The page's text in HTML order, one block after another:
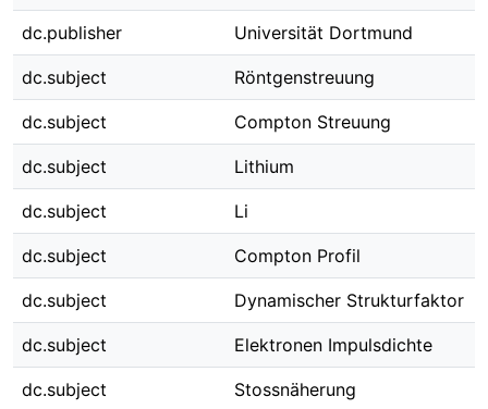
dc.publisher Universität Dortmund
dc.subject Röntgenstreuung
dc.subject Compton Streuung
dc.subject Lithium
dc.subject Li
dc.subject Compton Profil
dc.subject Dynamischer Strukturfaktor
dc.subject Elektronen Impulsdichte
dc.subject Stossnäherung